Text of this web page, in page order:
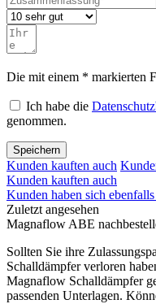
Die mit einem * markierten
Ich habe die
genommen.
Speichern
Kunden kauften auch
Kunden kauften auch
Kunden haben sich ebenfalls
Zuletzt angesehen
Magnaflow ABE
Sollten Sie ihre
Schalldämpfer verloren
Magnaflow Schalldämpfer
passenden Unterlagen.